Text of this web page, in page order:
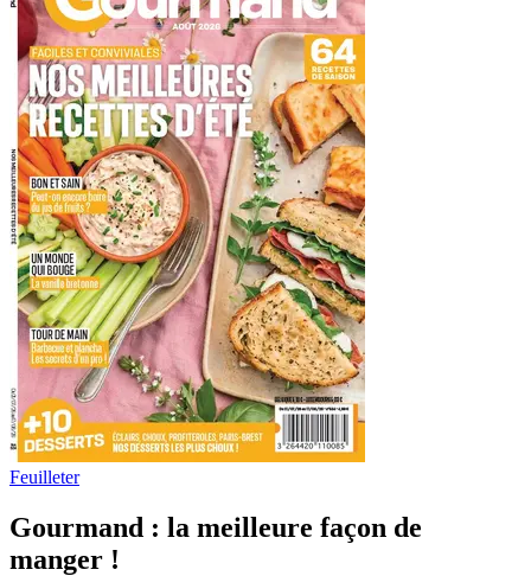
Feuilleter
Gourmand : la meilleure façon de
manger !